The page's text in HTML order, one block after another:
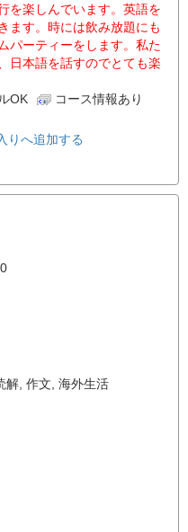
を楽しんでいます。英語を
ます。時には飲み放題にも
パーティーをします。私た
日本語を話すのでとても楽
OK コース情報あり
りへ追加する
解 作文 海外生活